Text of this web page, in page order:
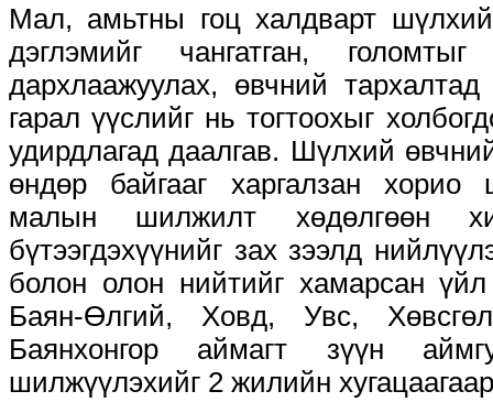
Мал, амьтны гоц халдварт
дэглэмийг чангатган,
дархлаажуулах, өвчний
гарал үүслийг нь тогтоохыг
удирдлагад даалгав. Шүлхий
өндөр байгааг харгалзан хорио
малын шилжилт хөдөлгөөн
бүтээгдэхүүнийг зах зээлд
болон олон нийтийг хамарсан үйл
Баян-Өлгий, Ховд, Увс,
Баянхонгор аймагт зүүн
шилжүүлэхийг 2 жилийн